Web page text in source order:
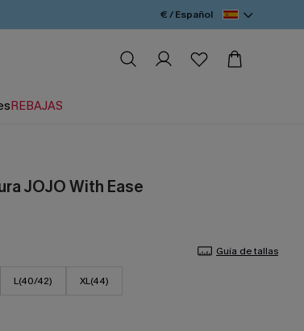
€ / Español
REBAJAS
JOJO With Ease
Guía de tallas
L(40/42) XL(44)